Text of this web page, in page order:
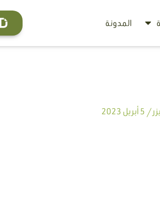
المدونة
/ 5 أبريل 2023